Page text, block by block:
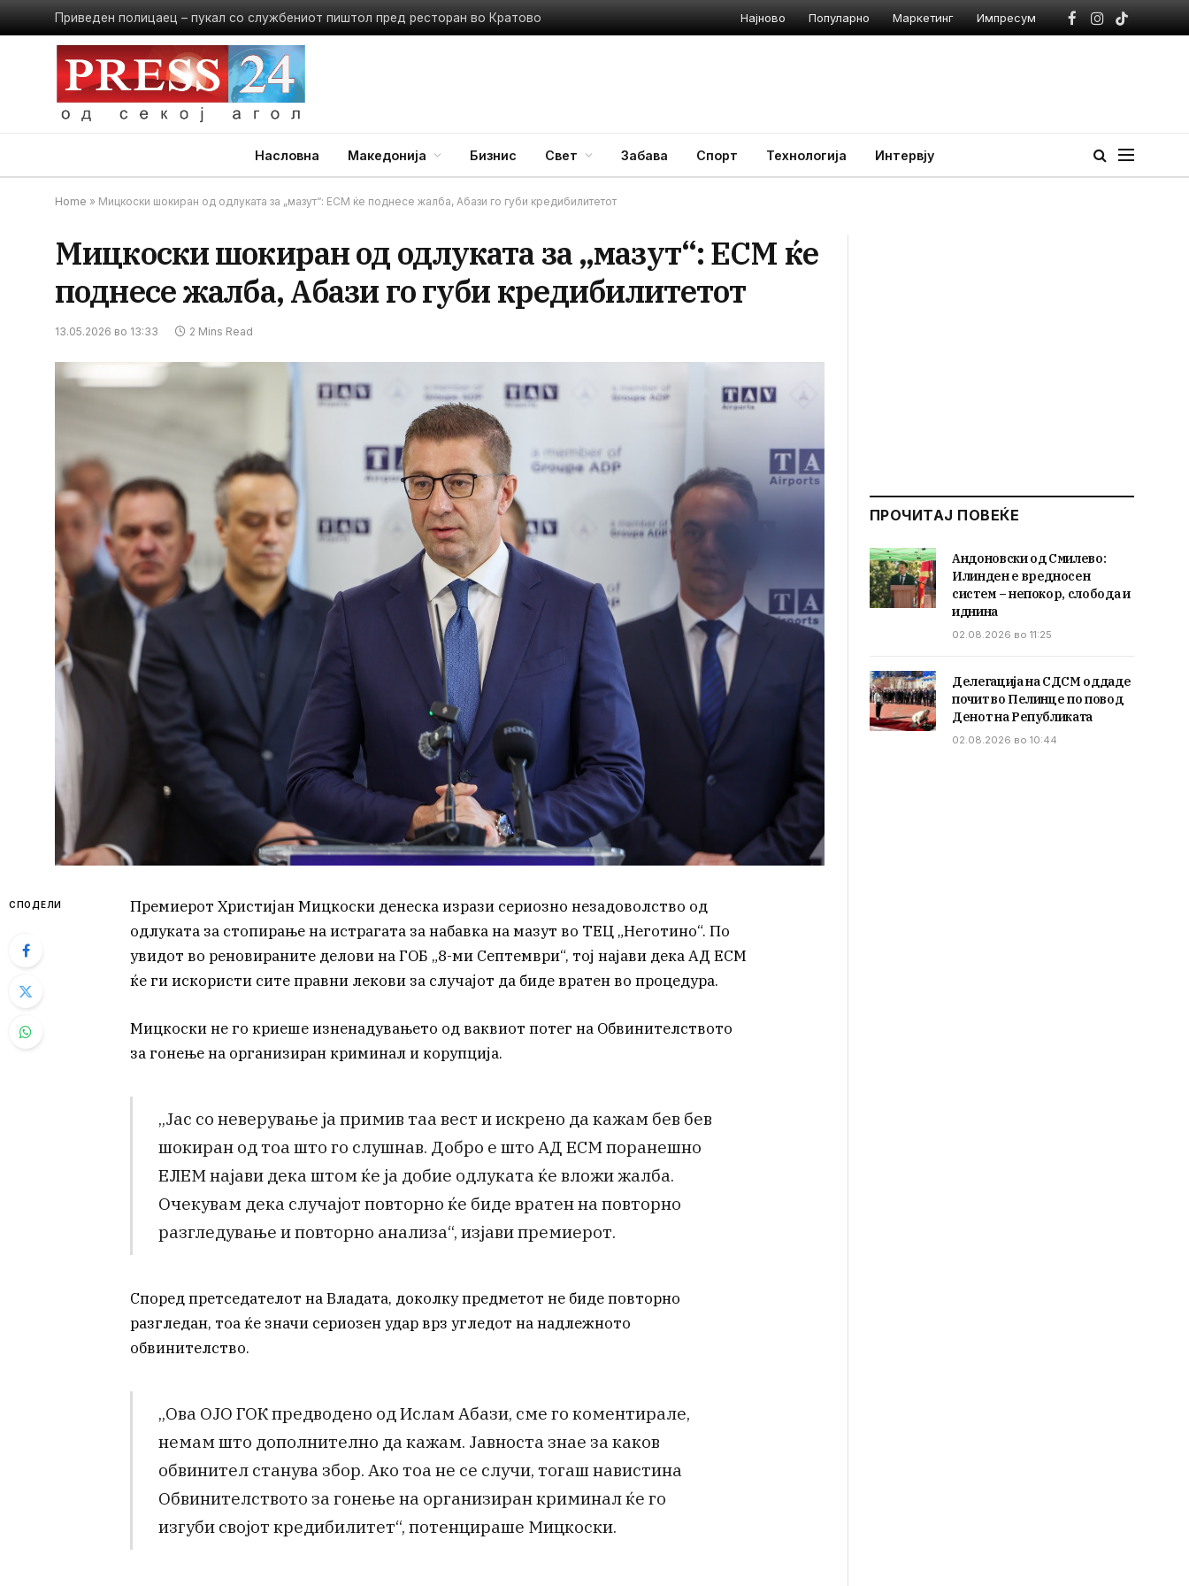
Приведен полицаец – пукал со службениот пиштол пред ресторан во Кратово Најново Популарно Маркетинг Импресум
Facebook
Instagram
TikTok
Насловна Македонија Бизнис Свет Забава Спорт Технологија Интервју
Home » Мицкоски шокиран од одлуката за „мазут“: ЕСМ ќе поднесе жалба, Абази го губи кредибилитетот
Мицкоски шокиран од одлуката за „мазут“: ЕСМ ќе
поднесе жалба, Абази го губи кредибилитетот
13.05.2026 во 13:33 2 Mins Read
СПОДЕЛИ
Премиерот Христијан Мицкоски денеска изрази сериозно незадоволство од
одлуката за стопирање на истрагата за набавка на мазут во ТЕЦ „Неготино“. По
увидот во реновираните делови на ГОБ „8-ми Септември“, тој најави дека АД ЕСМ
ќе ги искористи сите правни лекови за случајот да биде вратен во процедура.
Мицкоски не го криеше изненадувањето од ваквиот потег на Обвинителството
за гонење на организиран криминал и корупција.
„Јас со неверување ја примив таа вест и искрено да кажам бев бев
шокиран од тоа што го слушнав. Добро е што АД ЕСМ поранешно
ЕЛЕМ најави дека штом ќе ја добие одлуката ќе вложи жалба.
Очекувам дека случајот повторно ќе биде вратен на повторно
разгледување и повторно анализа“, изјави премиерот.
Според претседателот на Владата, доколку предметот не биде повторно
разгледан, тоа ќе значи сериозен удар врз угледот на надлежното
обвинителство.
„Ова ОЈО ГОК предводено од Ислам Абази, сме го коментирале,
немам што дополнително да кажам. Јавноста знае за каков
обвинител станува збор. Ако тоа не се случи, тогаш навистина
Обвинителството за гонење на организиран криминал ќе го
изгуби својот кредибилитет“, потенцираше Мицкоски.
ПРОЧИТАЈ ПОВЕЌЕ
Андоновски од Смилево:
Илинден е вредносен
систем – непокор, слобода и
иднина
02.08.2026 во 11:25
Делегација на СДСМ оддаде
почит во Пелинце по повод
Денот на Републиката
02.08.2026 во 10:44